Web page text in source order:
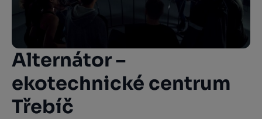
Alternátor –
ekotechnické centrum
Třebíč